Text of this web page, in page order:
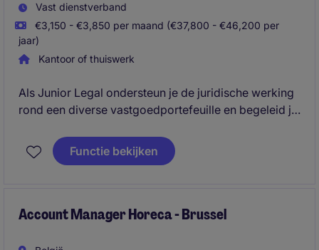
Vast dienstverband
€3,150 - €3,850 per maand (€37,800 - €46,200 per
jaar)
Kantoor of thuiswerk
Als Junior Legal ondersteun je de juridische werking
rond een diverse vastgoedportefeuille en begeleid je
financiering en contractbeheer. Je werkt nauw samen
met verschillende interne departementen en krijgt de
Functie bekijken
Account Manager Horeca - Brussel